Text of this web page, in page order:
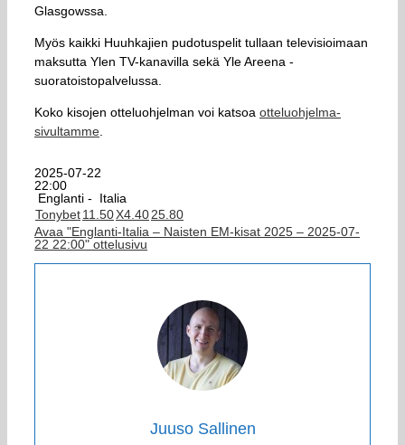
Glasgowssa.
Myös kaikki Huuhkajien pudotuspelit tullaan televisioimaan
maksutta Ylen TV-kanavilla sekä Yle Areena -
suoratoistopalvelussa.
Koko kisojen otteluohjelman voi katsoa otteluohjelma-
sivultamme
2025-07-22
22:00
Englanti -
Italia
Tonybet11.50X4.4025.80
Avaa "Englanti-Italia – Naisten EM-kisat 2025 – 2025-07-
22 22:00" ottelusivu
Juuso Sallinen